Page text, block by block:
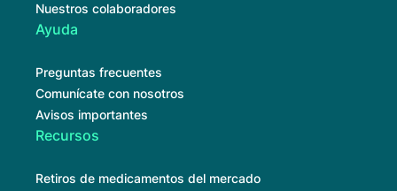
Nuestros colaboradores
Ayuda
Preguntas frecuentes
Comunícate con nosotros
Avisos importantes
Recursos
Retiros de medicamentos del mercado